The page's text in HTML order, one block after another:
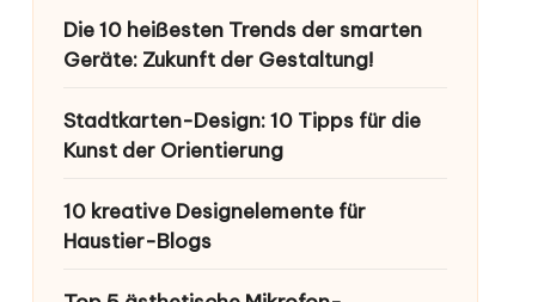
Die 10 heißesten Trends der smarten
Geräte: Zukunft der Gestaltung!
Stadtkarten-Design: 10 Tipps für die
Kunst der Orientierung
10 kreative Designelemente für
Haustier-Blogs